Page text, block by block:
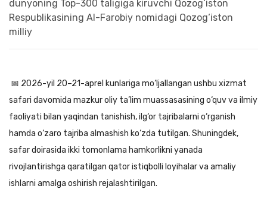
📅 2026-yil 20–21-aprel kunlariga mo‘ljallangan ushbu xizmat
safari davomida mazkur oliy ta’lim muassasasining o‘quv va ilmiy
faoliyati bilan yaqindan tanishish, ilg‘or tajribalarni o‘rganish
hamda o‘zaro tajriba almashish ko‘zda tutilgan. Shuningdek,
safar doirasida ikki tomonlama hamkorlikni yanada
rivojlantirishga qaratilgan qator istiqbolli loyihalar va amaliy
ishlarni amalga oshirish rejalashtirilgan.